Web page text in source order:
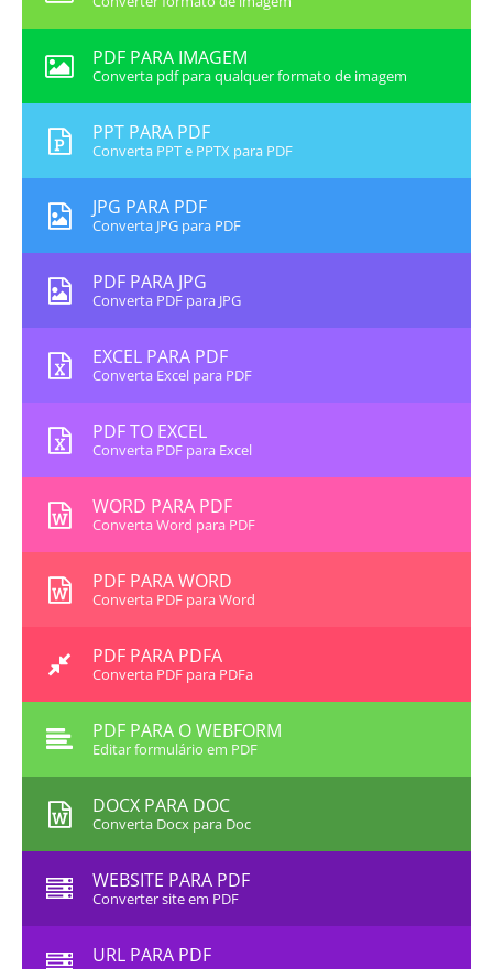
PDF PARA IMAGEM
Converta pdf para qualquer formato de imagem
PPT PARA PDF
Converta PPT e PPTX para PDF
JPG PARA PDF
Converta JPG para PDF
PDF PARA JPG
Converta PDF para JPG
EXCEL PARA PDF
Converta Excel para PDF
PDF TO EXCEL
Converta PDF para Excel
WORD PARA PDF
Converta Word para PDF
PDF PARA WORD
Converta PDF para Word
PDF PARA PDFA
Converta PDF para PDFa
PDF PARA O WEBFORM
Editar formulário em PDF
DOCX PARA DOC
Converta Docx para Doc
WEBSITE PARA PDF
Converter site em PDF
URL PARA PDF